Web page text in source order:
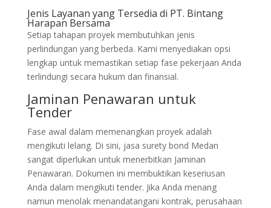
Jenis Layanan yang Tersedia di PT. Bintang
Harapan Bersama
Setiap tahapan proyek membutuhkan jenis
perlindungan yang berbeda. Kami menyediakan opsi
lengkap untuk memastikan setiap fase pekerjaan Anda
terlindungi secara hukum dan finansial.
Jaminan Penawaran untuk
Tender
Fase awal dalam memenangkan proyek adalah
mengikuti lelang. Di sini, jasa surety bond Medan
sangat diperlukan untuk menerbitkan Jaminan
Penawaran. Dokumen ini membuktikan keseriusan
Anda dalam mengikuti tender. Jika Anda menang
namun menolak menandatangani kontrak, perusahaan